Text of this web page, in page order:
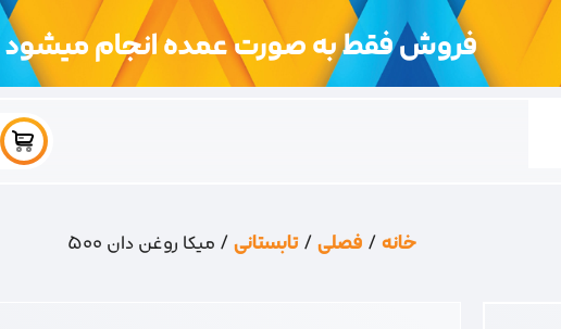
فروش فقط به صورت عمده انجام میشود
خانه/ فصلی/تابستانی/ میکا روغن دان 500